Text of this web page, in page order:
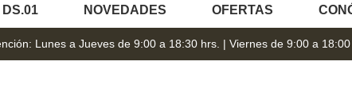
DS.01 NOVEDADES OFERTAS
Lunes a Jueves de 9:00 a 18:30 hrs. | Viernes de 9:00 a